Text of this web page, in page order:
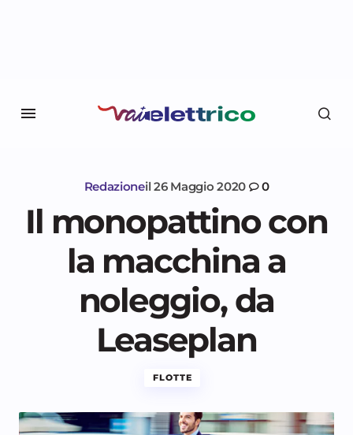
Redazioneil 26 Maggio 2020 0
Il monopattino con
la macchina a
noleggio, da
Leaseplan
FLOTTE